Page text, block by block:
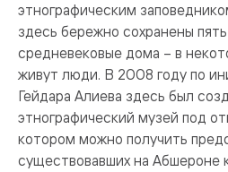
этнографическим
здесь бережно сохранены
средневековые дома – в
живут люди. В 2008 году по
Гейдара Алиева здесь был
этнографический музей под
котором можно получить
существовавших на Абшероне